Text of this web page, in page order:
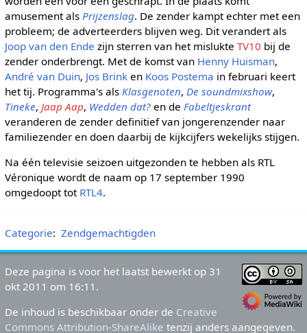
amusement als Prijzenslag. De zender kampt echter met een
probleem; de adverteerders blijven weg. Dit verandert als
Joop van den Ende zijn sterren van het mislukte TV10 bij de
zender onderbrengt. Met de komst van Henny Huisman,
André van Duin, Jos Brinken Koos Postema in februari keert
het tij. Programma's als Klasgenoten, De soundmixshow,
Tineke, Jaap Aap, Wedden dat?en de Fabeltjeskrant
veranderen de zender definitief van jongerenzender naar
familiezender en doen daarbij de kijkcijfers wekelijks stijgen.
Na één televisie seizoen uitgezonden te hebben als RTL
Véronique wordt de naam op 17 september 1990
omgedoopt tot RTL4.
Categorie: Zendgemachtigden
Deze pagina is voor het laatst bewerkt op 31
okt 2011 om 16:11.
De inhoud is beschikbaar onder de Creative
Commons Attribution-ShareAlike tenzij anders aangegeven.